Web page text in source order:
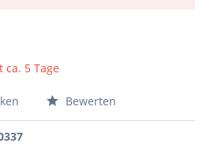
5 Tage
Bewerten